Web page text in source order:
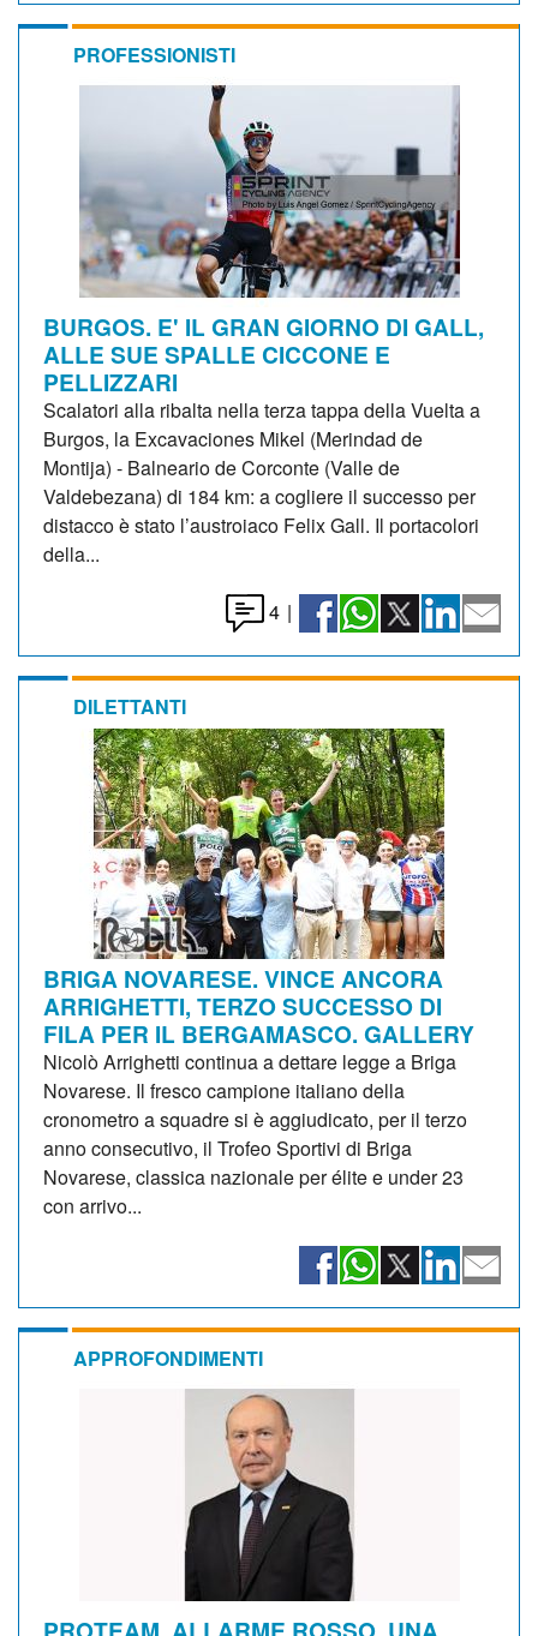
PROFESSIONISTI
BURGOS. E' IL GRAN GIORNO DI GALL,
ALLE SUE SPALLE CICCONE E
PELLIZZARI
Scalatori alla ribalta nella terza tappa della Vuelta a
Burgos, la Excavaciones Mikel (Merindad de
Montija) - Balneario de Corconte (Valle de
Valdebezana) di 184 km: a cogliere il successo per
distacco è stato l’austroiaco Felix Gall. Il portacolori
della...
4 |
DILETTANTI
BRIGA NOVARESE. VINCE ANCORA
ARRIGHETTI, TERZO SUCCESSO DI
FILA PER IL BERGAMASCO. GALLERY
Nicolò Arrighetti continua a dettare legge a Briga
Novarese. Il fresco campione italiano della
cronometro a squadre si è aggiudicato, per il terzo
anno consecutivo, il Trofeo Sportivi di Briga
Novarese, classica nazionale per élite e under 23
con arrivo...
APPROFONDIMENTI